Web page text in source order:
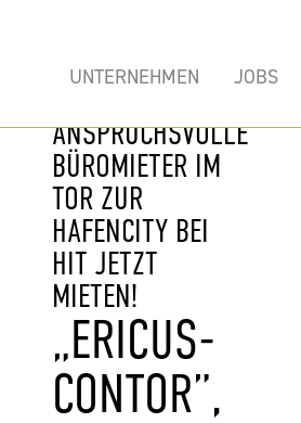
UNTERNEHMEN JOBS
GREEN BUILDING
ANSPRUCHSVOLLE
BÜROMIETER IM
TOR ZUR
HAFENCITY BEI
HIT JETZT
MIETEN!
„ERICUS-
CONTOR”,